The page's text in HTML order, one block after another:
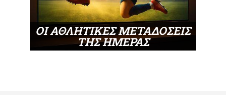
ΟΙ ΑΘΛΗΤΙΚΕΣ ΜΕΤΑΔΟΣΕΙΣ
ΤΗΣ ΗΜΕΡΑΣ